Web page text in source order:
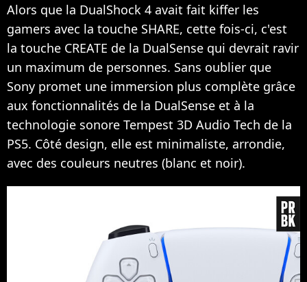
Alors que la DualShock 4 avait fait kiffer les
gamers avec la touche SHARE, cette fois-ci, c'est
la touche CREATE de la DualSense qui devrait ravir
un maximum de personnes. Sans oublier que
Sony promet une immersion plus complète grâce
aux fonctionnalités de la DualSense et à la
technologie sonore Tempest 3D Audio Tech de la
PS5. Côté design, elle est minimaliste, arrondie,
avec des couleurs neutres (blanc et noir).